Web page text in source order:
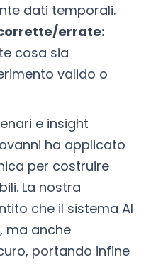
dati temporali.
errate:
cosa sia
valido o
e insight
ha applicato
per costruire
La nostra
che il sistema AI
ma anche
portando infine